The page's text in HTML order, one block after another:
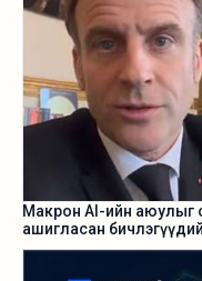
Макрон AI-ийн аюулыг
ашигласан